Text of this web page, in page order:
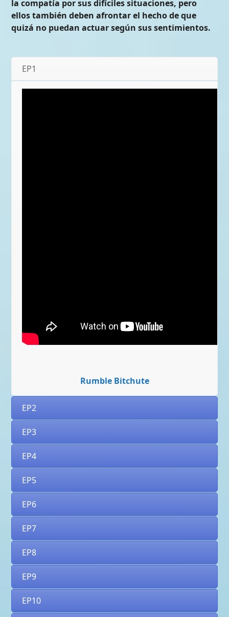
la compatía por sus difíciles situaciones, pero
ellos también deben afrontar el hecho de que
quizá no puedan actuar según sus sentimientos.
EP1
Rumble Bitchute
EP2
EP3
EP4
EP5
EP6
EP7
EP8
EP9
EP10